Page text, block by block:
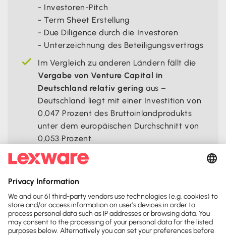
- Investoren-Pitch
- Term Sheet Erstellung
- Due Diligence durch die Investoren
- Unterzeichnung des Beteiligungsvertrags
Im Vergleich zu anderen Ländern fällt die
Vergabe von Venture Capital in
Deutschland relativ gering aus –
Deutschland liegt mit einer Investition von
0,047 Prozent des Bruttoinlandprodukts
unter dem europäischen Durchschnitt von
0,053 Prozent.
Teile diese Seite: